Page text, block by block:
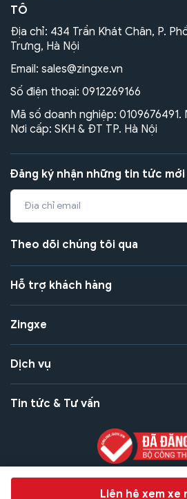
Liên hệ xem xe
TÔ
Địa chỉ: 434 Trần Khát Chân, P.
Trưng, Hà Nội
Email: sales@zingxe.vn
Số điện thoại: 0912269166
Mã số doanh nghiệp:
Nơi cấp: SKH & ĐT TP. Hà Nội
Đăng ký nhận những tin tức
Theo dõi chúng tôi qua
Hỗ trợ khách hàng
Zingxe
Dịch vụ
Tin tức & Tư vấn
Bảo mật quyền